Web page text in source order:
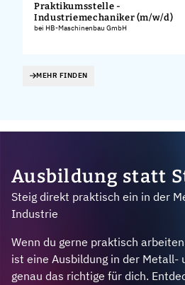
Praktikumsstelle -
Industriemechaniker (m/w/d)
bei HB-Maschinenbau GmbH
MEHR FINDEN
Ausbildung statt
Steig direkt praktisch ein in der
Industrie
Wenn du gerne praktisch
ist eine Ausbildung in der Metall-
genau das richtige für dich.